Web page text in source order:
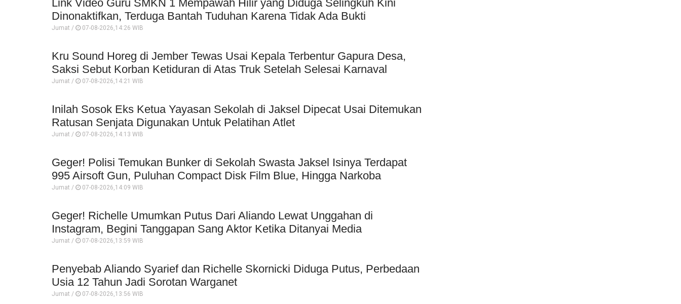
Link Video Guru SMKN 1 Mempawah Hilir yang Diduga Selingkuh Kini
Dinonaktifkan, Terduga Bantah Tuduhan Karena Tidak Ada Bukti
Jumat / 07-08-2026,14:26 WIB
Kru Sound Horeg di Jember Tewas Usai Kepala Terbentur Gapura Desa,
Saksi Sebut Korban Ketiduran di Atas Truk Setelah Selesai Karnaval
Jumat / 07-08-2026,14:21 WIB
Inilah Sosok Eks Ketua Yayasan Sekolah di Jaksel Dipecat Usai Ditemukan
Ratusan Senjata Digunakan Untuk Pelatihan Atlet
Jumat / 07-08-2026,14:13 WIB
Geger! Polisi Temukan Bunker di Sekolah Swasta Jaksel Isinya Terdapat
995 Airsoft Gun, Puluhan Compact Disk Film Blue, Hingga Narkoba
Jumat / 07-08-2026,14:09 WIB
Geger! Richelle Umumkan Putus Dari Aliando Lewat Unggahan di
Instagram, Begini Tanggapan Sang Aktor Ketika Ditanyai Media
Jumat / 07-08-2026,13:59 WIB
Penyebab Aliando Syarief dan Richelle Skornicki Diduga Putus, Perbedaan
Usia 12 Tahun Jadi Sorotan Warganet
Jumat / 07-08-2026,13:56 WIB